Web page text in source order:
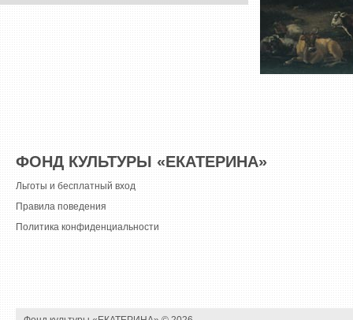
ФОНД КУЛЬТУРЫ «ЕКАТЕРИНА»
Льготы и бесплатный вход
Правила поведения
Политика конфиденциальности